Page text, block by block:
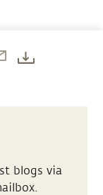
blogs via